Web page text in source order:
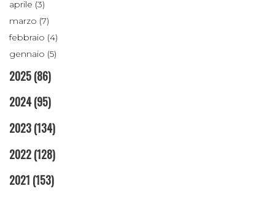
aprile (3)
marzo (7)
febbraio (4)
gennaio (5)
2025(86)
2024(95)
2023(134)
2022(128)
2021 (153)